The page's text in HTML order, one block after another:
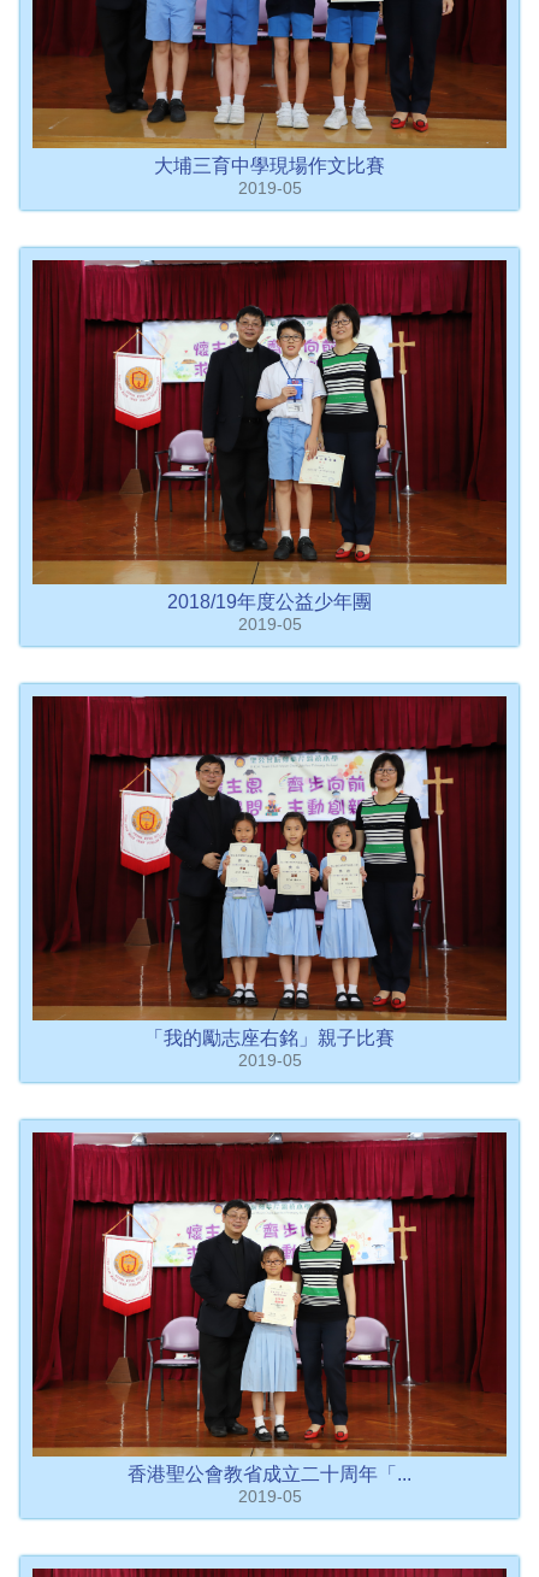
大埔三育中學現場作文比賽
2019-05
2018/19年度公益少年團
2019-05
「我的勵志座右銘」親子比賽
2019-05
香港聖公會教省成立二十周年「...
2019-05